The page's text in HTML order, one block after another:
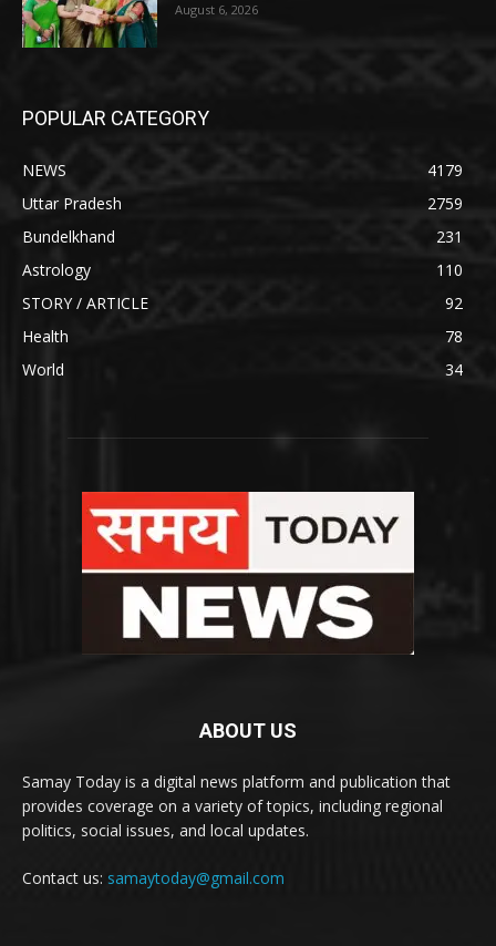
August 6, 2026
POPULAR CATEGORY
NEWS
4179
Uttar Pradesh
2759
Bundelkhand
231
Astrology
110
STORY / ARTICLE
92
Health
78
World
34
ABOUT US
Samay Today is a digital news platform and publication that
provides coverage on a variety of topics, including regional
politics, social issues, and local updates.
Contact us: samaytoday@gmail.com